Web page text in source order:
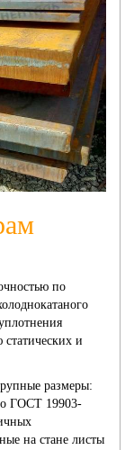
по
и
размеры:
ГОСТ 19903-
на стане листы